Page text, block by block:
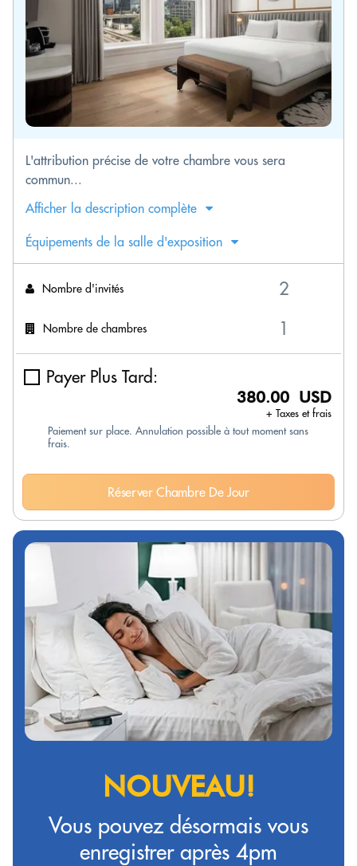
L'attribution précise de votre chambre vous sera
commun...
Afficher la description complète
Équipements de la salle d'exposition
Nombre d'invités
Nombre de chambres
Payer Plus Tard:
380.00 USD
+ Taxes et frais
Paiement sur place. Annulation possible à tout moment sans
frais.
Réserver Chambre De Jour
NOUVEAU!
Vous pouvez désormais vous
enregistrer après 4pm